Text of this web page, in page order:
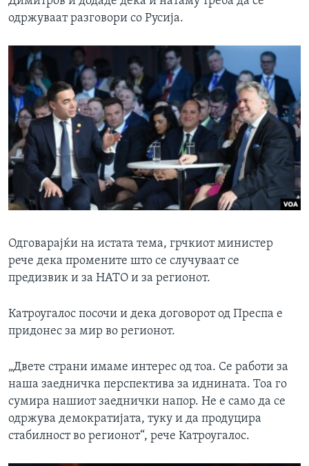
одржуваат разговори со Русија.
​Одговарајќи на истата тема, грчкиот министер
рече дека промените што се случуваат се
предизвик и за НАТО и за регионот.
Катроугалос посочи и дека договорот од Преспа е
придонес за мир во регионот.
„Двете страни имаме интерес од тоа. Се работи за
наша заедничка перспектива за иднината. Тоа го
сумира нашиот заеднички напор. Не е само да се
одржува демократијата, туку и да продуцира
стабилност во регионот“, рече Катроугалос.